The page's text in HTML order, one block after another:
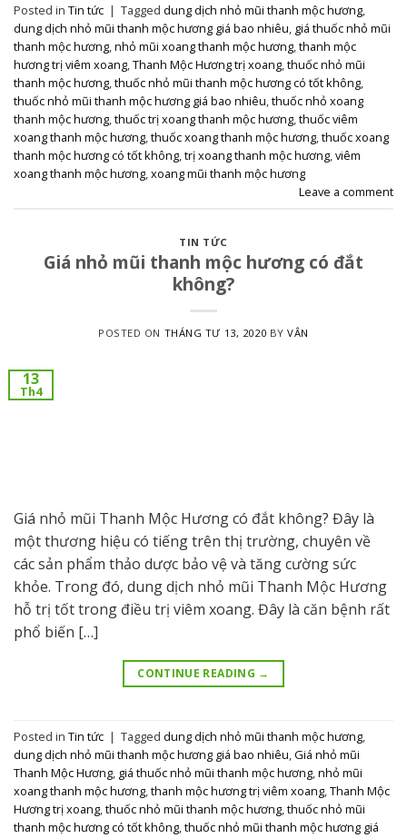
Posted in Tin tức | Tagged dung dịch nhỏ mũi thanh mộc hương,
dung dịch nhỏ mũi thanh mộc hương giá bao nhiêu, giá thuốc nhỏ mũi
thanh mộc hương,nhỏ mũi xoang thanh mộc hương,thanh mộc
hương trị viêm xoang,Thanh Mộc Hương trị xoang,thuốc nhỏ mũi
thanh mộc hương,thuốc nhỏ mũi thanh mộc hương có tốt không,
thuốc nhỏ mũi thanh mộc hương giá bao nhiêu,thuốc nhỏ xoang
thanh mộc hương,thuốc trị xoang thanh mộc hương,thuốc viêm
xoang thanh mộc hương,thuốc xoang thanh mộc hương,thuốc xoang
thanh mộc hương có tốt không,trị xoang thanh mộc hương,viêm
xoang thanh mộc hương,xoang mũi thanh mộc hương
Leave a comment
TIN TỨC
Giá nhỏ mũi thanh mộc hương có đắt
không?
POSTED ON THÁNG TƯ 13, 2020 BYVÂN
13
Th4
Giá nhỏ mũi Thanh Mộc Hương có đắt không? Đây là
một thương hiệu có tiếng trên thị trường, chuyên về
các sản phẩm thảo dược bảo vệ và tăng cường sức
khỏe. Trong đó, dung dịch nhỏ mũi Thanh Mộc Hương
hỗ trị tốt trong điều trị viêm xoang. Đây là căn bệnh rất
phổ biến […]
CONTINUE READING →
Posted in Tin tức | Tagged dung dịch nhỏ mũi thanh mộc hương
dung dịch nhỏ mũi thanh mộc hương giá bao nhiêu Giá nhỏ mũi
Thanh Mộc Hương giá thuốc nhỏ mũi thanh mộc hương nhỏ mũi
xoang thanh mộc hương thanh mộc hương trị viêm xoang Thanh Mộc
Hương trị xoang thuốc nhỏ mũi thanh mộc hương thuốc nhỏ mũi
thanh mộc hương có tốt không thuốc nhỏ mũi thanh mộc hương giá